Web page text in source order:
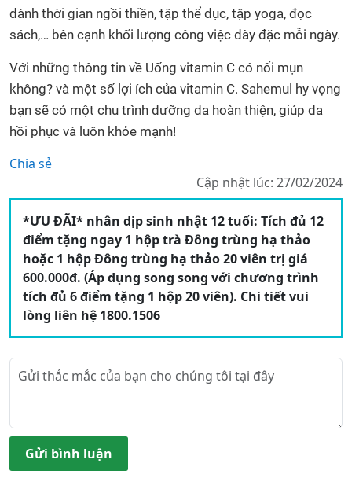
dành thời gian ngồi thiền, tập thể dục, tập yoga, đọc
sách,… bên cạnh khối lượng công việc dày đặc mỗi ngày.
Với những thông tin về Uống vitamin C có nổi mụn
không? và một số lợi ích của vitamin C. Sahemul hy vọng
bạn sẽ có một chu trình dưỡng da hoàn thiện, giúp da
hồi phục và luôn khỏe mạnh!
Chia sẻ
Cập nhật lúc: 27/02/2024
*ƯU ĐÃI* nhân dịp sinh nhật 12 tuổi: Tích đủ 12
điểm tặng ngay 1 hộp trà Đông trùng hạ thảo
hoặc 1 hộp Đông trùng hạ thảo 20 viên trị giá
600.000đ. (Áp dụng song song với chương trình
tích đủ 6 điểm tặng 1 hộp 20 viên). Chi tiết vui
lòng liên hệ 1800.1506
Gửi bình luận